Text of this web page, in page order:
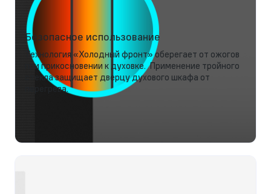
Безопасное использование
Технология «Холодный фронт» оберегает от ожогов
при прикосновении к духовке. Применение тройного
стекла защищает дверцу духового шкафа от
перегрева.